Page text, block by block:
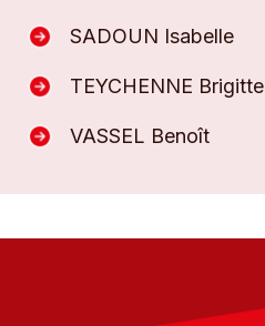
SADOUN Isabelle
TEYCHENNE Brigitte
VASSEL Benoît